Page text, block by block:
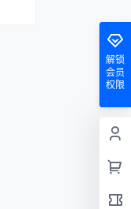
解锁
会员
权限